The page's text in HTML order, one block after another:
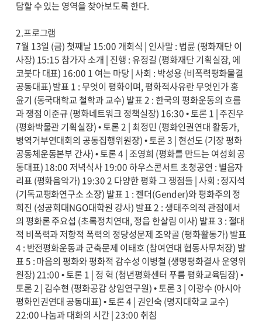
담할 수 있는 영역을 찾아보도록 한다.
2.프로그램
7월 13일 (금) 첫째날 15:00 개회식 | 인사말 : 법륜 (평화재단 이
사장) 15:15 참가자 소개 | 진행 : 유정길 (평화재단 기획실장, 에
코붓다 대표) 16:00 1 여는 마당 | 사회 : 박성용 (비폭력평화물결
공동대표) 발표 1 : 무엇이 평화이며, 평화적사유란 무엇인가 홍
윤기 (동국대학교 철학과 교수) 발표 2 : 한국의 평화운동의 흐름
과 쟁점 이준규 (평화네트워크 정책실장) 16:30 • 토론 1 | 주진우
(평화박물관 기획실장) • 토론 2 | 최정민 (평화인권연대 활동가,
병역거부연대회의 공동집행위원장) • 토론 3 | 현선도 (기장 평화
공동체운동본부 간사) • 토론 4 | 조영희 (평화를 만드는 여성회 공
동대표) 18:00 저녁식사 19:00 하우스콘서트 초청공연 : 별음자
리표 (평화음악가) 19:30 2 다양한 평화 그 쟁점들 | 사회 : 정지석
(기독교평화연구소 소장) 발표 1 : 젠더(Gender)와 평화주의 정
희진 (성공회대NGO대학원 강사) 발표 2 : 생태주의적 관점에서
의 평화론 주요섭 (초록정치연대, 정읍 한살림 이사) 발표 3 : 절대
적 비폭력과 저항적 폭력의 정당성문제 조약골 (평화활동가) 발표
4 : 반전평화운동과 군축문제 이태호 (참여연대 협동사무처장) 발
표 5 : 마음의 평화와 평화적 감수성 이병철 (생명평화결사 운영위
원장) 21:00 • 토론 1 | 정 혁 (청년평화센터 푸름 평화교육팀장) •
토론 2 | 김수현 (평화공감 상임연구원) • 토론 3 | 이광수 (아시아
평화인권연대 공동대표) • 토론 4 | 권인숙 (명지대학교 교수)
22:00 나눔과 대화의 시간 | 23:00 취침